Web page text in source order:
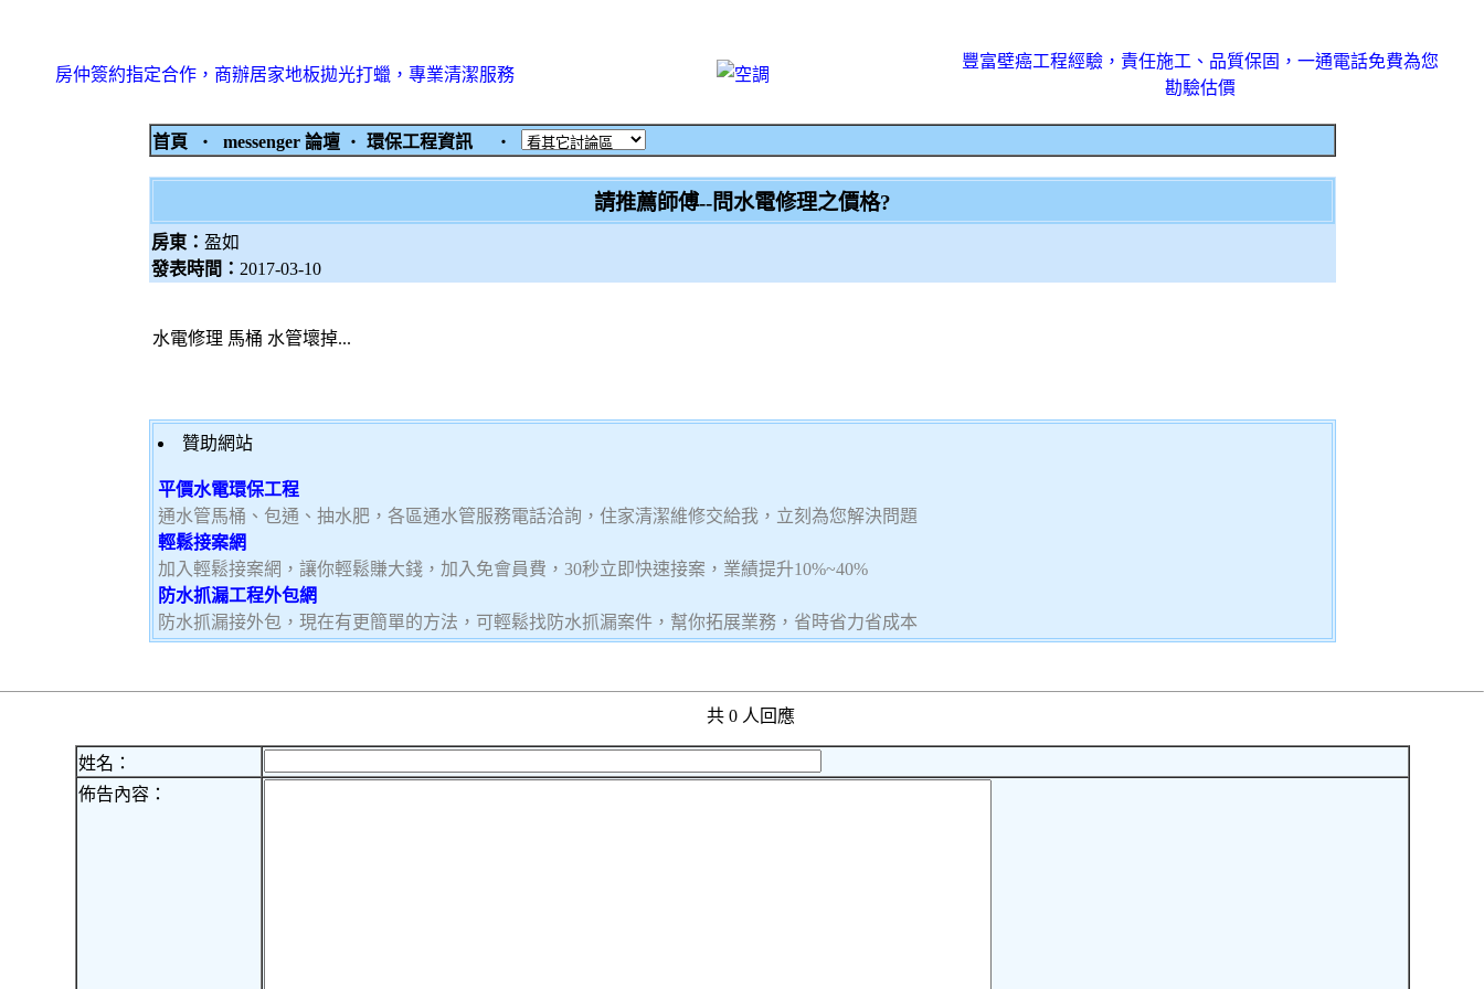
房仲簽約指定合作，商辦居家地板拋光打蠟，專業清潔服務
豐富壁癌工程經驗，責任施工、品質保固，一通電話免費為您
勘驗估價
首頁 ‧ messenger 論壇 ‧ 環保工程資訊 ‧
請推薦師傅--問水電修理之價格?
房東： 盈如
發表時間： 2017-03-10
水電修理 馬桶 水管壞掉...
贊助網站
平價水電環保工程
通水管馬桶、包通、抽水肥，各區通水管服務電話洽詢，住家清潔維修交給我，立刻為您解決問題
輕鬆接案網
加入輕鬆接案網，讓你輕鬆賺大錢，加入免會員費，30秒立即快速接案，業績提升10%~40%
防水抓漏工程外包網
防水抓漏接外包，現在有更簡單的方法，可輕鬆找防水抓漏案件，幫你拓展業務，省時省力省成本‎
共 0 人回應
姓名：
佈告內容：